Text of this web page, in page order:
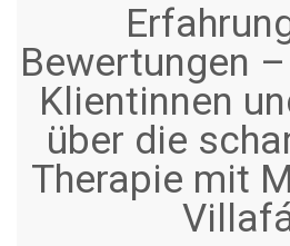
Bewertungen
Klientinnen
über die
Therapie mit